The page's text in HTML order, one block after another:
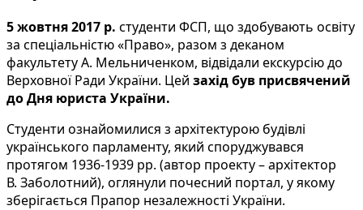
5 жовтня 2017 р. студенти ФСП, що здобувають освіту
за спеціальністю «Право», разом з деканом
факультету А. Мельниченком, відвідали екскурсію до
Верховної Ради України. Цей захід був присвячений
до Дня юриста України.
Студенти ознайомилися з архітектурою будівлі
українського парламенту, який споруджувався
протягом 1936-1939 рр. (автор проекту – архітектор
В. Заболотний), оглянули почесний портал, у якому
зберігається Прапор незалежності України.